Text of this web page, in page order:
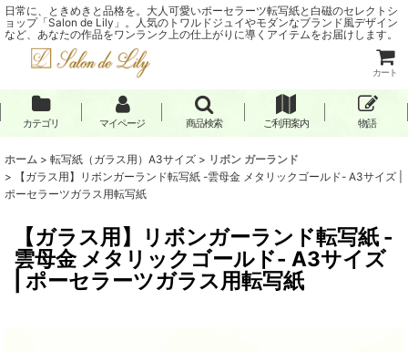
日常に、ときめきと品格を。大人可愛いポーセラーツ転写紙と白磁のセレクトシ
ョップ「Salon de Lily」。人気のトワルドジュイやモダンなブランド風デザイン
など、あなたの作品をワンランク上の仕上がりに導くアイテムをお届けします。
カート
カテゴリ マイページ 商品検索 ご利用案内 物語
ホーム > 転写紙（ガラス用）A3サイズ > リボン ガーランド
>
【ガラス用】リボンガーランド転写紙 -雲母金 メタリックゴールド- A3サイズ |
ポーセラーツガラス用転写紙
【ガラス用】リボンガーランド転写紙 -
雲母金 メタリックゴールド- A3サイズ
| ポーセラーツガラス用転写紙